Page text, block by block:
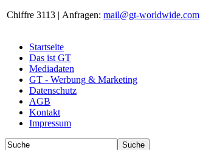
Chiffre 3113 | Anfragen: mail@gt-worldwide.com
Startseite
Das ist GT
Mediadaten
GT - Werbung & Marketing
Datenschutz
AGB
Kontakt
Impressum